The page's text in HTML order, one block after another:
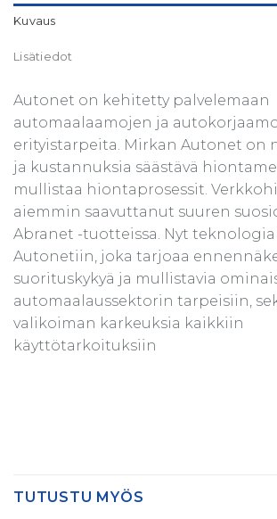
Kuvaus
Lisätiedot
Autonet on kehitetty palvelemaan
automaalaamojen ja
erityistarpeita. Mirkan Autonet on
ja kustannuksia säästävä
mullistaa hiontaprosessit.
aiemmin saavuttanut suuren
Abranet -tuotteissa. Nyt
Autonetiin, joka tarjoaa
suorituskykyä ja mullistavia
automaalaussektorin tarpeisiin,
valikoiman karkeuksia kaikkiin
käyttötarkoituksiin
TUTUSTU MYÖS